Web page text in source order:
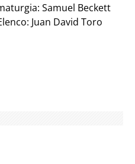
Samuel Beckett
Juan David Toro